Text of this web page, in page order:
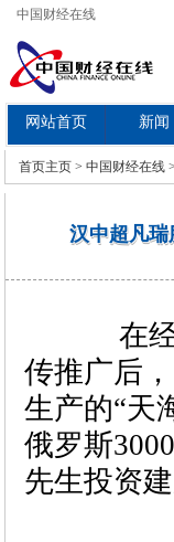
中国财经在线
网站首页 新闻
教育
首页主页 > 中国财经在线 >
汉中超凡瑞
在经
传推广后
生产的“天
俄罗斯
先生投资建